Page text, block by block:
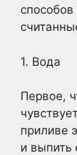
1. Вода
Первое,
приливе
и выпить